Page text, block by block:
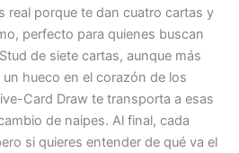
real porque te dan cuatro cartas y
perfecto para quienes buscan
de siete cartas, aunque más
hueco en el corazón de los
Card Draw te transporta a esas
de naipes. Al final, cada
si quieres entender de qué va el